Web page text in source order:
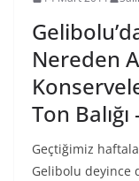
Nereden
Ton
Geçtiğimiz
Gelibolu deyince